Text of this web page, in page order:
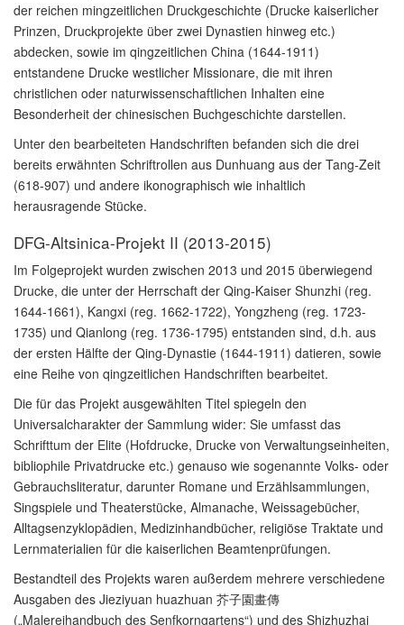
der reichen mingzeitlichen Druckgeschichte (Drucke kaiserlicher
Prinzen, Druckprojekte über zwei Dynastien hinweg etc.)
abdecken, sowie im qingzeitlichen China (1644-1911)
entstandene Drucke westlicher Missionare, die mit ihren
christlichen oder naturwissenschaftlichen Inhalten eine
Besonderheit der chinesischen Buchgeschichte darstellen.
Unter den bearbeiteten Handschriften befanden sich die drei
bereits erwähnten Schriftrollen aus Dunhuang aus der Tang-Zeit
(618-907) und andere ikonographisch wie inhaltlich
herausragende Stücke.
DFG-Altsinica-Projekt II (2013-2015)
Im Folgeprojekt wurden zwischen 2013 und 2015 überwiegend
Drucke, die unter der Herrschaft der Qing-Kaiser Shunzhi (reg.
1644-1661), Kangxi (reg. 1662-1722), Yongzheng (reg. 1723-
1735) und Qianlong (reg. 1736-1795) entstanden sind, d.h. aus
der ersten Hälfte der Qing-Dynastie (1644-1911) datieren, sowie
eine Reihe von qingzeitlichen Handschriften bearbeitet.
Die für das Projekt ausgewählten Titel spiegeln den
Universalcharakter der Sammlung wider: Sie umfasst das
Schrifttum der Elite (Hofdrucke, Drucke von Verwaltungseinheiten,
bibliophile Privatdrucke etc.) genauso wie sogenannte Volks- oder
Gebrauchsliteratur, darunter Romane und Erzählsammlungen,
Singspiele und Theaterstücke, Almanache, Weissagebücher,
Alltagsenzyklopädien, Medizinhandbücher, religiöse Traktate und
Lernmaterialien für die kaiserlichen Beamtenprüfungen.
Bestandteil des Projekts waren außerdem mehrere verschiedene
Ausgaben des Jieziyuan huazhuan 芥子園畫傳
(„Malereihandbuch des Senfkorngartens“) und des Shizhuzhai